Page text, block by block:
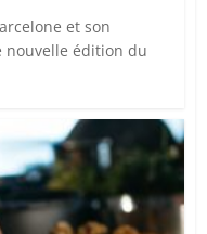
et son
nouvelle édition du